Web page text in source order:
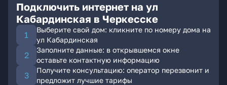
Подключить интернет на ул
Кабардинская в Черкесске
Выберите свой дом: кликните по номеру дома на
ул Кабардинская
Заполните данные: в открывшемся окне
оставьте контактную информацию
Получите консультацию: оператор перезвонит и
предложит лучшие тарифы